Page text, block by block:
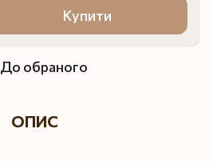
Купити
До обраного
ОПИС